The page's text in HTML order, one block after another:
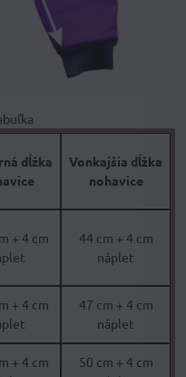
dĺžka
Vonkajšia dĺžka
nohavice
+ 4 cm
44 cm + 4 cm
náplet
+ 4 cm
47 cm + 4 cm
náplet
+ 4 cm
50 cm + 4 cm